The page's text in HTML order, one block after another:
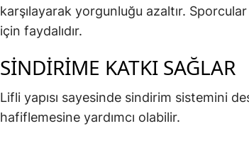
karşılayarak yorgunluğu azaltır.
için faydalıdır.
SINDIRIME KATKI SAĞLAR
Lifli yapısı sayesinde sindirim sistemini
hafiflemesine yardımcı olabilir.